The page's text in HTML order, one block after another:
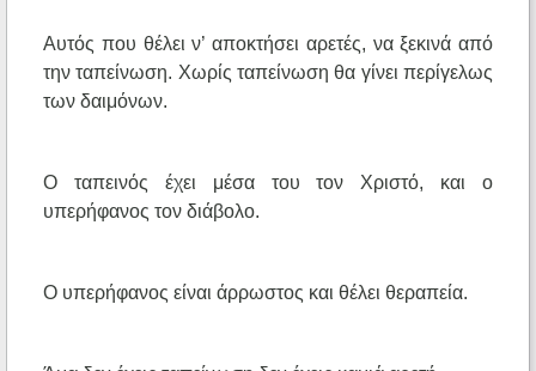
Αυτός που θέλει ν’ αποκτήσει αρετές, να ξεκινά από
την ταπείνωση. Χωρίς ταπείνωση θα γίνει περίγελως
των δαιμόνων.
Ο ταπεινός έχει μέσα του τον Χριστό, και ο
υπερήφανος τον διάβολο.
Ο υπερήφανος είναι άρρωστος και θέλει θεραπεία.